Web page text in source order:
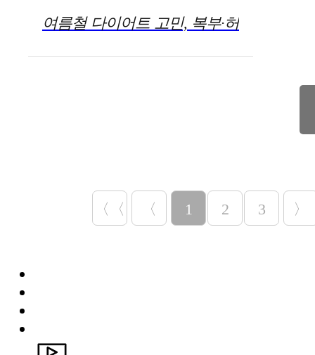
여름철 다이어트 고민, 복부·허
〈〈 〈 1 2 3 〉